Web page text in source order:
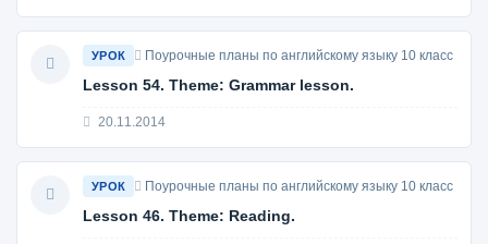
УРОК Поурочные планы по английскому языку 10 класс
Lesson 54. Theme: Grammar lesson.
20.11.2014
УРОК Поурочные планы по английскому языку 10 класс
Lesson 46. Theme: Reading.